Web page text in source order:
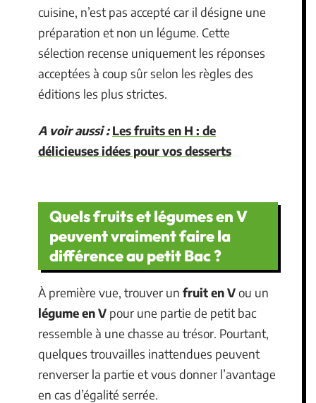
cuisine, n’est pas accepté car il désigne une
préparation et non un légume. Cette
sélection recense uniquement les réponses
acceptées à coup sûr selon les règles des
éditions les plus strictes.
A voir aussi : Les fruits en H : de
délicieuses idées pour vos desserts
Quels fruits et légumes en V
peuvent vraiment faire la
différence au petit Bac ?
À première vue, trouver un fruit en Vou un
légume en V pour une partie de petit bac
ressemble à une chasse au trésor. Pourtant,
quelques trouvailles inattendues peuvent
renverser la partie et vous donner l’avantage
en cas d’égalité serrée.